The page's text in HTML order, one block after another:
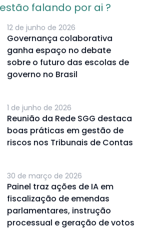
falando por ai ?
12 de junho de 2026
Governança colaborativa
ganha espaço no debate
sobre o futuro das escolas de
governo no Brasil
1 de junho de 2026
Reunião da Rede SGG destaca
boas práticas em gestão de
riscos nos Tribunais de Contas
30 de março de 2026
Painel traz ações de IA em
fiscalização de emendas
parlamentares, instrução
processual e geração de votos